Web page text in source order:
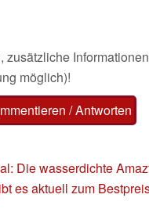
zusätzliche
möglich)!
/ Antworten
Die wasserdichte
es aktuell zum